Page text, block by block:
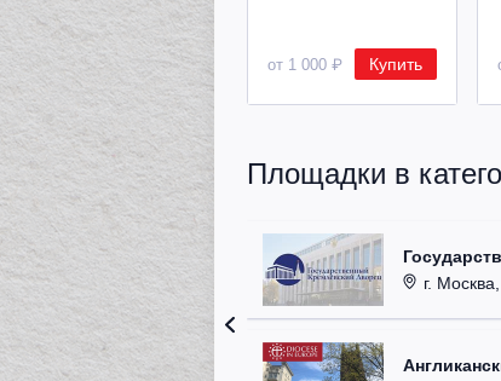
от 1 000 ₽ Купить
Площадки в
г.